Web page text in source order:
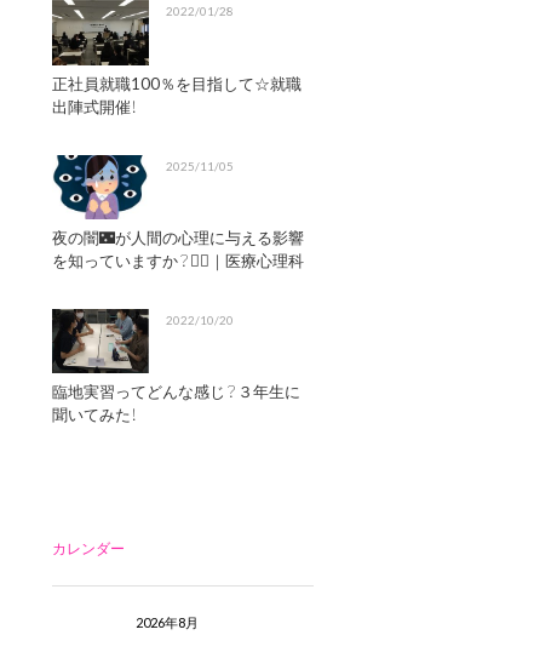
2022/01/28
正社員就職100％を目指して☆就職
出陣式開催！
2025/11/05
夜の闇🌃が人間の心理に与える影響
を知っていますか？😶‍🌫️｜医療心理科
2022/10/20
臨地実習ってどんな感じ？３年生に
聞いてみた！
カレンダー
2026年8月